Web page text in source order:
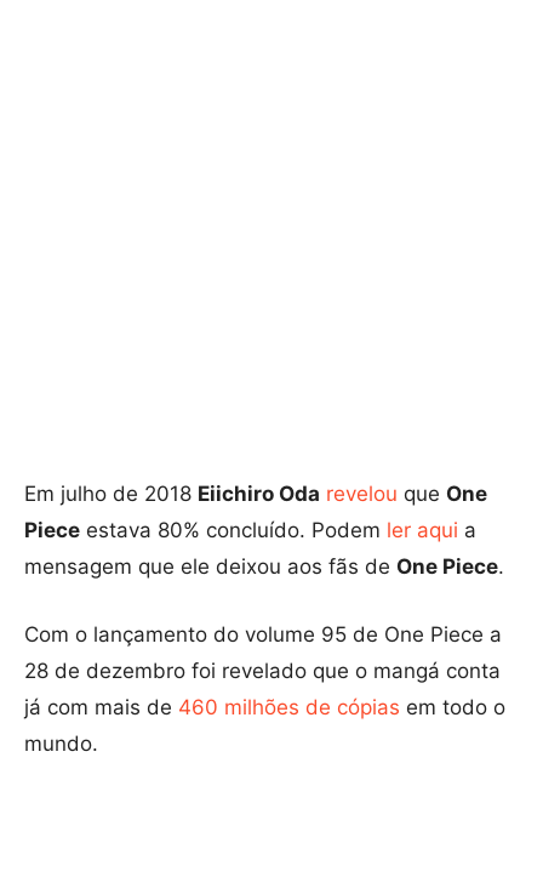
Em julho de 2018 Eiichiro Oda revelou que One
Piece estava 80% concluído. Podem ler aqui a
mensagem que ele deixou aos fãs de One Piece.
Com o lançamento do volume 95 de One Piece a
28 de dezembro foi revelado que o mangá conta
já com mais de 460 milhões de cópias em todo o
mundo.